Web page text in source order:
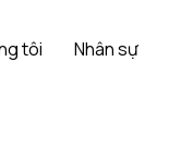
tôi Nhân sự